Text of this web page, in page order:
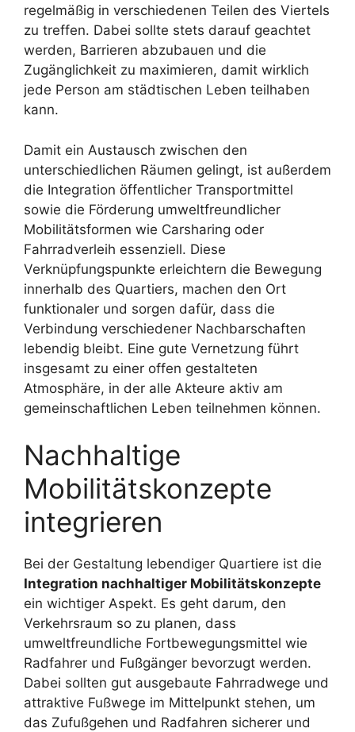
regelmäßig in verschiedenen Teilen des Viertels
zu treffen. Dabei sollte stets darauf geachtet
werden, Barrieren abzubauen und die
Zugänglichkeit zu maximieren, damit wirklich
jede Person am städtischen Leben teilhaben
kann.
Damit ein Austausch zwischen den
unterschiedlichen Räumen gelingt, ist außerdem
die Integration öffentlicher Transportmittel
sowie die Förderung umweltfreundlicher
Mobilitätsformen wie Carsharing oder
Fahrradverleih essenziell. Diese
Verknüpfungspunkte erleichtern die Bewegung
innerhalb des Quartiers, machen den Ort
funktionaler und sorgen dafür, dass die
Verbindung verschiedener Nachbarschaften
lebendig bleibt. Eine gute Vernetzung führt
insgesamt zu einer offen gestalteten
Atmosphäre, in der alle Akteure aktiv am
gemeinschaftlichen Leben teilnehmen können.
Nachhaltige
Mobilitätskonzepte
integrieren
Bei der Gestaltung lebendiger Quartiere ist die
Integration nachhaltiger Mobilitätskonzepte
ein wichtiger Aspekt. Es geht darum, den
Verkehrsraum so zu planen, dass
umweltfreundliche Fortbewegungsmittel wie
Radfahrer und Fußgänger bevorzugt werden.
Dabei sollten gut ausgebaute Fahrradwege und
attraktive Fußwege im Mittelpunkt stehen, um
das Zufußgehen und Radfahren sicherer und